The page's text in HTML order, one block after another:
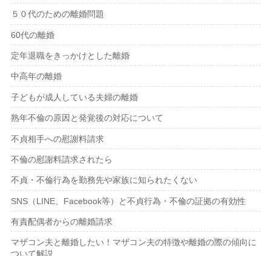
５０代のための離婚問題
60代の離婚
定年退職をきっかけとした離婚
中高年の離婚
子どもが成人している夫婦の離婚
熟年不倫の原因と発覚後の対応について
不貞相手への慰謝料請求
不倫の慰謝料請求されたら
不貞・不倫行為を勤務先や家族に知られたくない
SNS（LINE、Facebook等）と不貞行為・不倫の証拠の有効性
有責配偶者からの離婚請求
マザコン夫と離婚したい！マザコン夫の特徴や離婚の際の傾向に
ついて解説